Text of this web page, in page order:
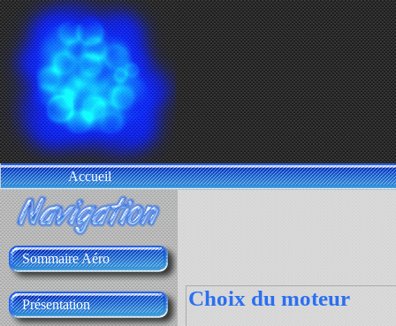
Accueil
Sommaire Aéro
Présentation Choix du moteur